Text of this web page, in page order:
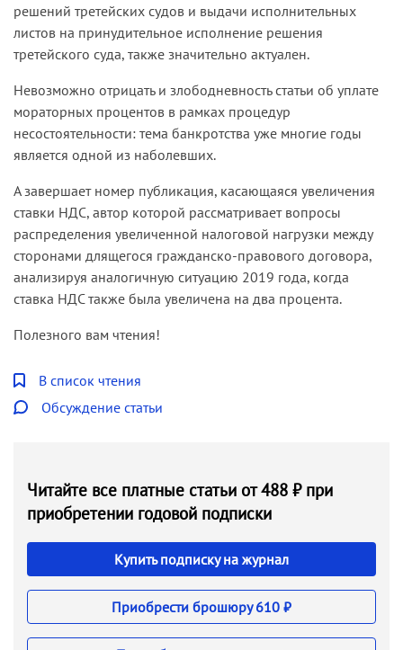
решений третейских судов и выдачи исполнительных
листов на принудительное исполнение решения
третейского суда, также значительно актуален.
Невозможно отрицать и злободневность статьи об уплате
мораторных процентов в рамках процедур
несостоятельности: тема банкротства уже многие годы
является одной из наболевших.
А завершает номер публикация, касающаяся увеличения
ставки НДС, автор которой рассматривает вопросы
распределения увеличенной налоговой нагрузки между
сторонами длящегося гражданско-правового договора,
анализируя аналогичную ситуацию 2019 года, когда
ставка НДС также была увеличена на два процента.
Полезного вам чтения!
В список чтения
Обсуждение статьи
Читайте все платные статьи от 488 ₽ при
приобретении годовой подписки
Купить подписку на журнал
Приобрести брошюру 610 ₽